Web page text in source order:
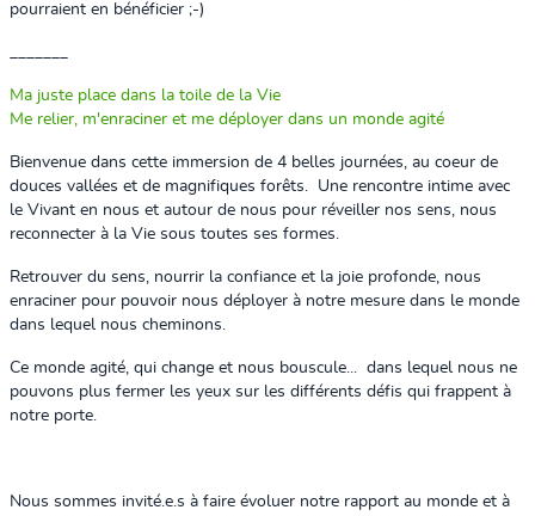
pourraient en bénéficier ;-)
Ma juste place dans la toile de la Vie
Me relier, m'enraciner et me déployer dans un monde agité
Bienvenue dans cette immersion de 4 belles journées, au coeur de
douces vallées et de magnifiques forêts.
Une rencontre intime avec
le Vivant en nous et autour de nous pour réveiller nos sens, nous
reconnecter à la Vie sous toutes ses formes.
Retrouver du sens, nourrir la confiance et la joie profonde, nous
enraciner pour pouvoir nous déployer à notre mesure dans le monde
dans lequel nous cheminons.
Ce monde agité, qui change et nous bouscule... dans lequel nous ne
pouvons plus fermer les yeux sur les différents défis qui frappent à
notre porte.
Nous sommes invité.e.s à faire évoluer notre rapport au monde et à